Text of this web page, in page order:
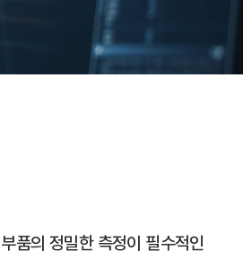
품의 정밀한 측정이 필수적인